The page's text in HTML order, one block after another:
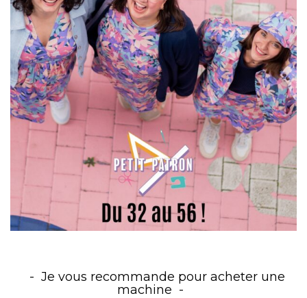
Je vous recommande pour acheter une
machine